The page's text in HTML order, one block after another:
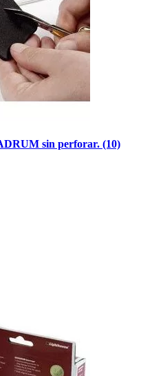
sin perforar. (10)